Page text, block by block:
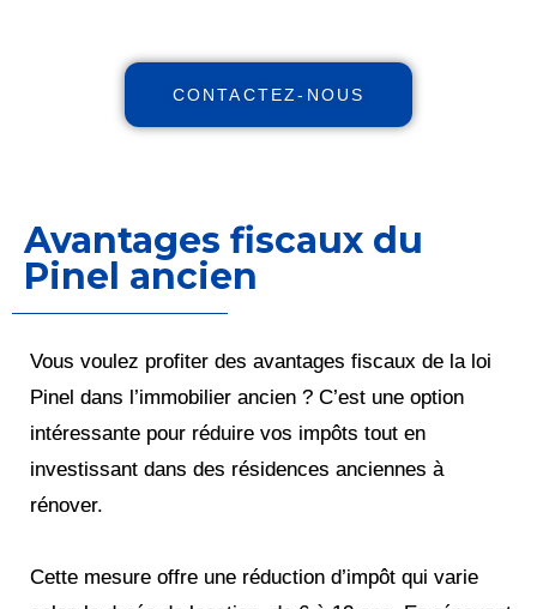
CONTACTEZ-NOUS
Avantages fiscaux du
Pinel ancien
Vous voulez profiter des avantages fiscaux de la loi
Pinel dans l’immobilier ancien ? C’est une option
intéressante pour réduire vos impôts tout en
investissant dans des résidences anciennes à
rénover.
Cette mesure offre une réduction d’impôt qui varie